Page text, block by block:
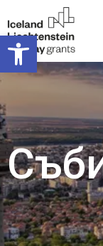
Open